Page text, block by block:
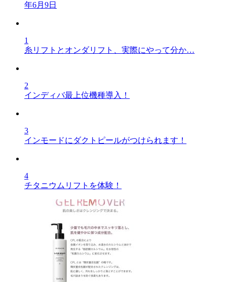
年6月9日
1
糸リフトとオンダリフト、実際にやって分か…
2
インディバ最上位機種導入！
3
インモードにダクトピールがつけられます！
4
チタニウムリフトを体験！